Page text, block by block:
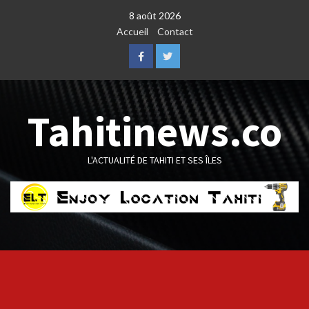
8 août 2026
Accueil
Contact
FacebookTwitter
Tahitinews.co
L'ACTUALITÉ DE TAHITI ET SES ÎLES